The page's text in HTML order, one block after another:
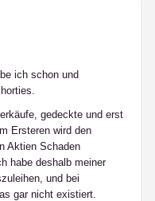
ich schon und
gedeckte und erst
Ersteren wird den
Aktien Schaden
habe deshalb meiner
und bei
gar nicht existiert.